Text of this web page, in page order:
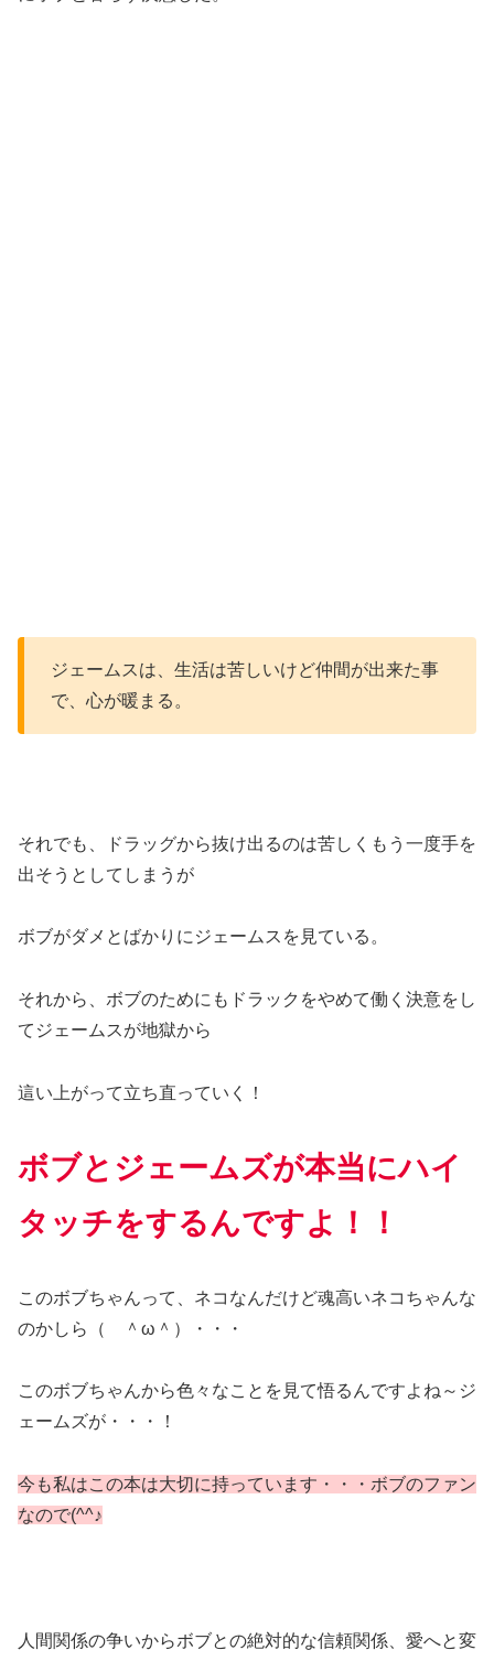
ジェームスは、生活は苦しいけど仲間が出来た事
で、心が暖まる。
それでも、ドラッグから抜け出るのは苦しくもう一度手を
出そうとしてしまうが
ボブがダメとばかりにジェームスを見ている。
それから、ボブのためにもドラックをやめて働く決意をし
てジェームスが地獄から
這い上がって立ち直っていく！
ボブとジェームズが本当にハイ
タッチをするんですよ！！
このボブちゃんって、ネコなんだけど魂高いネコちゃんな
のかしら（ ＾ω＾）・・・
このボブちゃんから色々なことを見て悟るんですよね～ジ
ェームズが・・・！
今も私はこの本は大切に持っています・・・ボブのファン
なので(^^♪
人間関係の争いからボブとの絶対的な信頼関係、愛へと変